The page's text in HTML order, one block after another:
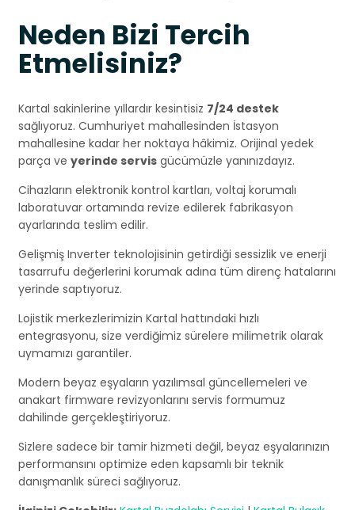
Neden Bizi Tercih
Etmelisiniz?
Kartal sakinlerine yıllardır kesintisiz 7/24 destek
sağlıyoruz. Cumhuriyet mahallesinden İstasyon
mahallesine kadar her noktaya hâkimiz. Orijinal yedek
parça ve yerinde servis gücümüzle yanınızdayız.
Cihazların elektronik kontrol kartları, voltaj korumalı
laboratuvar ortamında revize edilerek fabrikasyon
ayarlarında teslim edilir.
Gelişmiş Inverter teknolojisinin getirdiği sessizlik ve enerji
tasarrufu değerlerini korumak adına tüm direnç hatalarını
yerinde saptıyoruz.
Lojistik merkezlerimizin Kartal hattındaki hızlı
entegrasyonu, size verdiğimiz sürelere milimetrik olarak
uymamızı garantiler.
Modern beyaz eşyaların yazılımsal güncellemeleri ve
anakart firmware revizyonlarını servis formumuz
dahilinde gerçekleştiriyoruz.
Sizlere sadece bir tamir hizmeti değil, beyaz eşyalarınızın
performansını optimize eden kapsamlı bir teknik
danışmanlık süreci sağlıyoruz.